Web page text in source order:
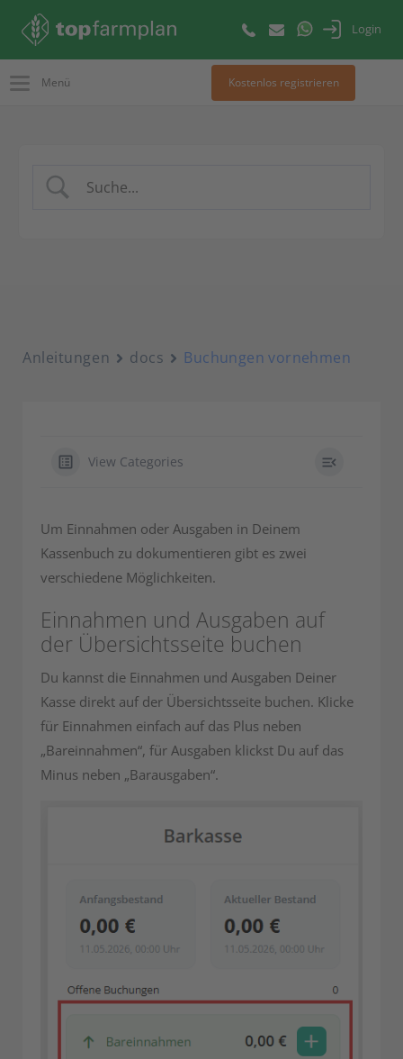
Login
Menü Kostenlos registrieren
Anleitungen docs Buchungen vornehmen
View Categories
Um Einnahmen oder Ausgaben in Deinem
Kassenbuch zu dokumentieren gibt es zwei
verschiedene Möglichkeiten.
Einnahmen und Ausgaben auf
der Übersichtsseite buchen
Du kannst die Einnahmen und Ausgaben Deiner
Kasse direkt auf der Übersichtsseite buchen. Klicke
für Einnahmen einfach auf das Plus neben
„Bareinnahmen“, für Ausgaben klickst Du auf das
Minus neben „Barausgaben“.